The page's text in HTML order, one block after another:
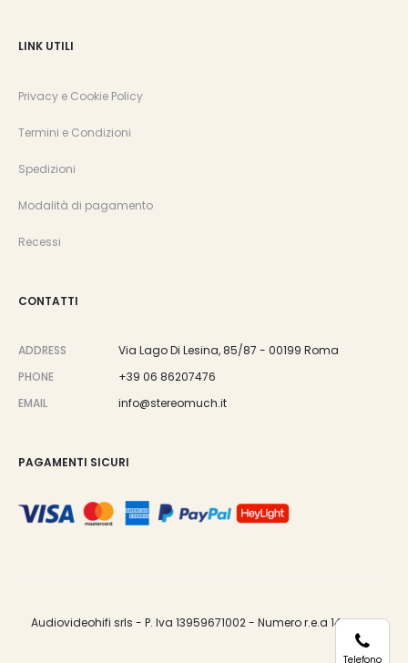
LINK UTILI
Privacy e Cookie Policy
Termini e Condizioni
Spedizioni
Modalità di pagamento
Recessi
CONTATTI
ADDRESS
Via Lago Di Lesina, 85/87 - 00199 Roma
PHONE
+39 06 86207476
EMAIL
info@stereomuch.it
PAGAMENTI SICURI
Audiovideohifi srls - P. Iva 13959671002 - Numero r.e.a 1487033.
Telefono